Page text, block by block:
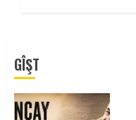
GÎŞT